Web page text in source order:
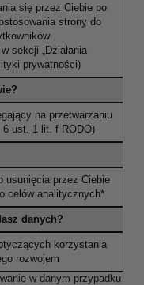
się przez Ciebie po
strony do
sekcji „Działania
prywatności)
na przetwarzaniu
6 ust. 1 lit. f RODO)
usunięcia przez Ciebie
celów analitycznych*
danych?
korzystania
rozwojem
w danym przypadku